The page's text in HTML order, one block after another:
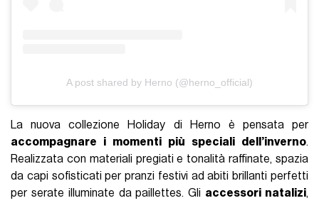
A post shared by Herno (@herno_official)
La nuova collezione Holiday di Herno è pensata per
accompagnare i momenti più speciali dell’inverno.
Realizzata con materiali pregiati e tonalità raffinate, spazia
da capi sofisticati per pranzi festivi ad abiti brillanti perfetti
per serate illuminate da paillettes. Gli accessori natalizi,